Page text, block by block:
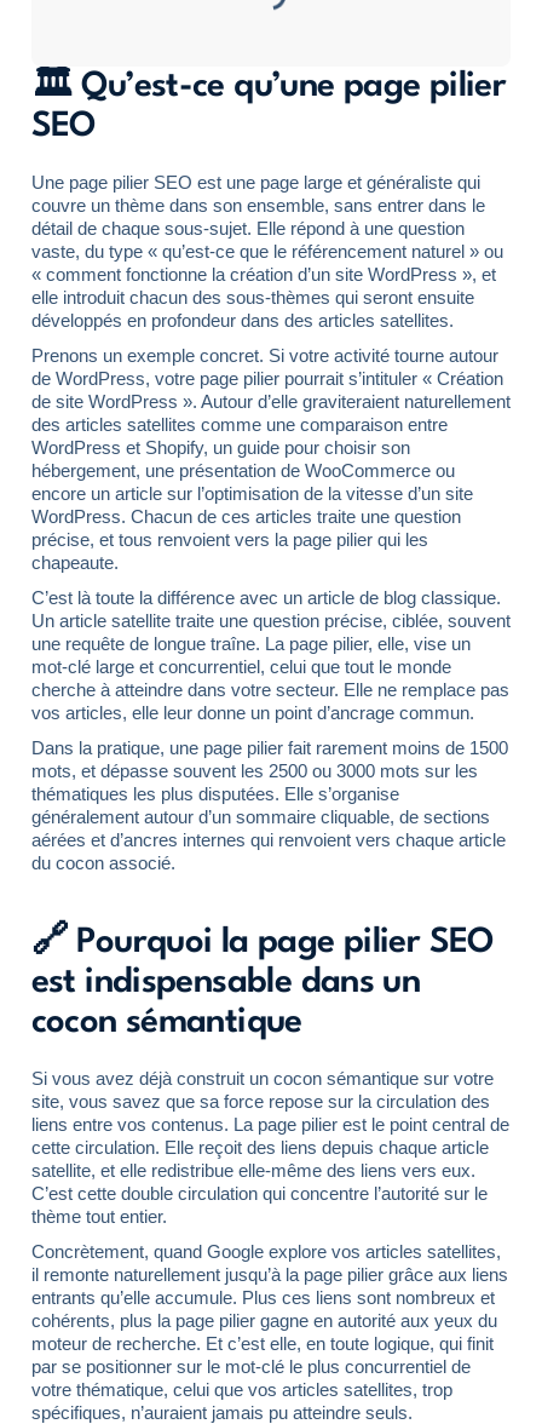
🏛️ Qu’est-ce qu’une page pilier
SEO
Une page pilier SEO est une page large et généraliste qui
couvre un thème dans son ensemble, sans entrer dans le
détail de chaque sous-sujet. Elle répond à une question
vaste, du type « qu’est-ce que le référencement naturel » ou
« comment fonctionne la création d’un site WordPress », et
elle introduit chacun des sous-thèmes qui seront ensuite
développés en profondeur dans des articles satellites.
Prenons un exemple concret. Si votre activité tourne autour
de WordPress, votre page pilier pourrait s’intituler « Création
de site WordPress ». Autour d’elle graviteraient naturellement
des articles satellites comme une comparaison entre
WordPress et Shopify, un guide pour choisir son
hébergement, une présentation de WooCommerce ou
encore un article sur l’optimisation de la vitesse d’un site
WordPress. Chacun de ces articles traite une question
précise, et tous renvoient vers la page pilier qui les
chapeaute.
C’est là toute la différence avec un article de blog classique.
Un article satellite traite une question précise, ciblée, souvent
une requête de longue traîne. La page pilier, elle, vise un
mot-clé large et concurrentiel, celui que tout le monde
cherche à atteindre dans votre secteur. Elle ne remplace pas
vos articles, elle leur donne un point d’ancrage commun.
Dans la pratique, une page pilier fait rarement moins de 1500
mots, et dépasse souvent les 2500 ou 3000 mots sur les
thématiques les plus disputées. Elle s’organise
généralement autour d’un sommaire cliquable, de sections
aérées et d’ancres internes qui renvoient vers chaque article
du cocon associé.
🔗 Pourquoi la page pilier SEO
est indispensable dans un
cocon sémantique
Si vous avez déjà construit un cocon sémantique sur votre
site, vous savez que sa force repose sur la circulation des
liens entre vos contenus. La page pilier est le point central de
cette circulation. Elle reçoit des liens depuis chaque article
satellite, et elle redistribue elle-même des liens vers eux.
C’est cette double circulation qui concentre l’autorité sur le
thème tout entier.
Concrètement, quand Google explore vos articles satellites,
il remonte naturellement jusqu’à la page pilier grâce aux liens
entrants qu’elle accumule. Plus ces liens sont nombreux et
cohérents, plus la page pilier gagne en autorité aux yeux du
moteur de recherche. Et c’est elle, en toute logique, qui finit
par se positionner sur le mot-clé le plus concurrentiel de
votre thématique, celui que vos articles satellites, trop
spécifiques, n’auraient jamais pu atteindre seuls.